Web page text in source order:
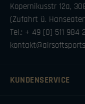
Kopernikusstr 12a,
(Zufahrt ü.
Tel.: + 49 [0] 511 984
KUNDENSERVICE